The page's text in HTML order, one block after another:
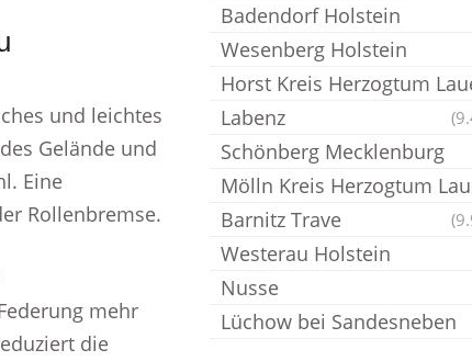
und leichtes
Gelände und
Eine
Rollenbremse.
mehr
die
Badendorf Holstein
Wesenberg Holstein
Horst Kreis Herzogtum
Labenz
Schönberg Mecklenburg
Mölln Kreis Herzogtum
Barnitz Trave
Westerau Holstein
Nusse
Lüchow bei Sandesneben